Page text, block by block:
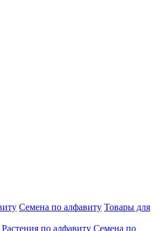
Семена по алфавиту Товары для
Растения по алфавиту Семена по